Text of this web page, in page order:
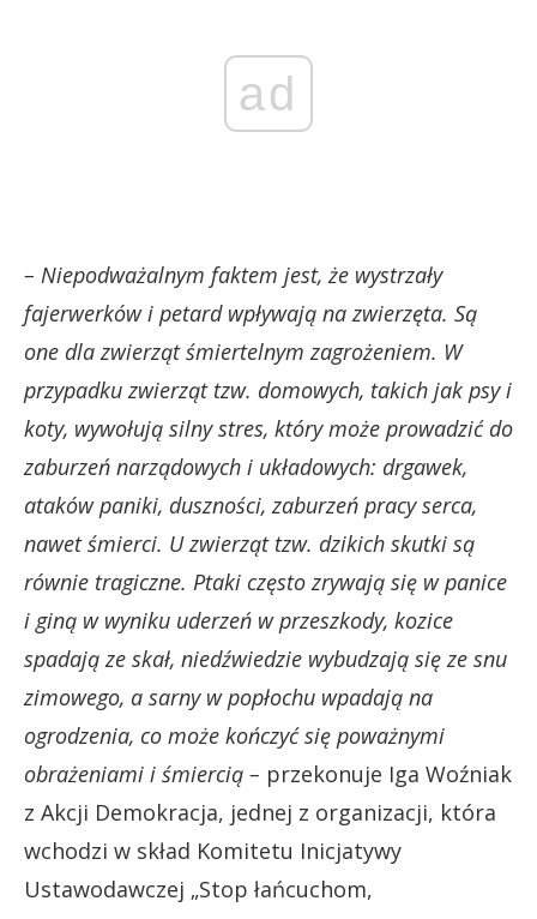
ad
– Niepodważalnym faktem jest, że wystrzały
fajerwerków i petard wpływają na zwierzęta. Są
one dla zwierząt śmiertelnym zagrożeniem. W
przypadku zwierząt tzw. domowych, takich jak psy i
koty, wywołują silny stres, który może prowadzić do
zaburzeń narządowych i układowych: drgawek,
ataków paniki, duszności, zaburzeń pracy serca,
nawet śmierci. U zwierząt tzw. dzikich skutki są
równie tragiczne. Ptaki często zrywają się w panice
i giną w wyniku uderzeń w przeszkody, kozice
spadają ze skał, niedźwiedzie wybudzają się ze snu
zimowego, a sarny w popłochu wpadają na
ogrodzenia, co może kończyć się poważnymi
obrażeniami i śmiercią – przekonuje Iga Woźniak
z Akcji Demokracja, jednej z organizacji, która
wchodzi w skład Komitetu Inicjatywy
Ustawodawczej „Stop łańcuchom,